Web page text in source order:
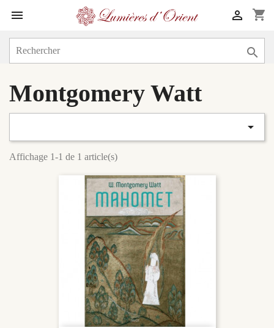
 shopping_cart


Montgomery Watt

Affichage 1-1 de 1 article(s)